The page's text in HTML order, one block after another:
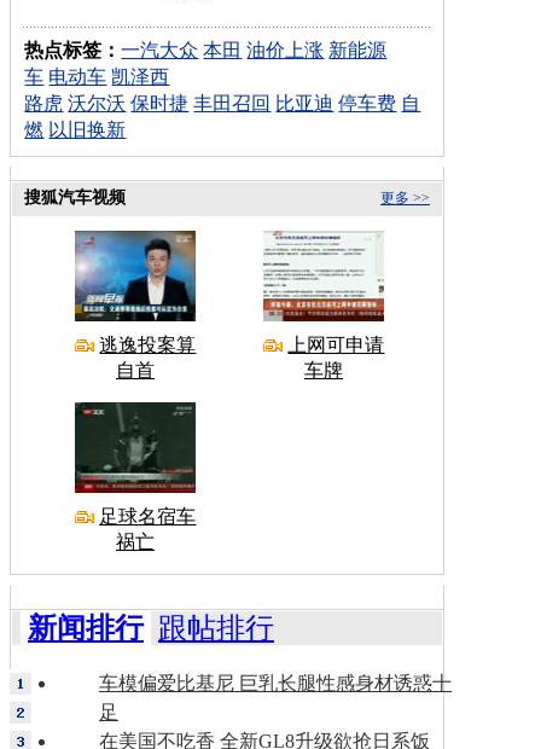
热点标签：一汽大众 本田 油价上涨 新能源
车 电动车 凯泽西
路虎 沃尔沃 保时捷 丰田召回 比亚迪 停车费 自
燃 以旧换新
更多 >>
搜狐汽车视频
逃逸投案算
自首
上网可申请
车牌
足球名宿车
祸亡
新闻排行 跟帖排行
车模偏爱比基尼 巨乳长腿性感身材诱惑十
足
在美国不吃香 全新GL8升级欲抢日系饭